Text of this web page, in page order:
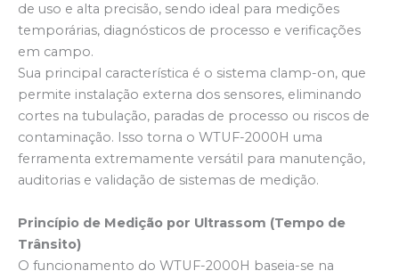
de uso e alta precisão, sendo ideal para medições
temporárias, diagnósticos de processo e verificações
em campo.
Sua principal característica é o sistema clamp-on, que
permite instalação externa dos sensores, eliminando
cortes na tubulação, paradas de processo ou riscos de
contaminação. Isso torna o WTUF-2000H uma
ferramenta extremamente versátil para manutenção,
auditorias e validação de sistemas de medição.
Princípio de Medição por Ultrassom (Tempo de
Trânsito)
O funcionamento do WTUF-2000H baseia-se na